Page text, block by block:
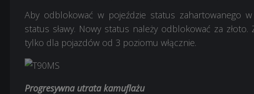
Aby odblokować w pojeździe status zahartowanego
status sławy. Nowy status należy odblokować za
tylko dla pojazdów od 3 poziomu włącznie.
Progresywna utrata kamuflażu